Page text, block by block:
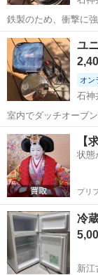
鉄製のため、衝撃に
よく使いました。 も
に使ってもらいたい
東京 練馬区
ダッチオーブン
ユ
オン
石神
室内でダッチオーブ
東京 練馬区
【
状態
プリ
冷
新江